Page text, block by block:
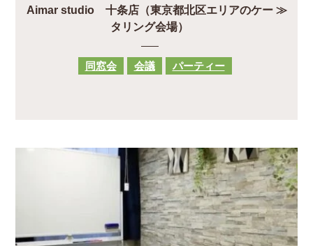
Aimar studio 十条店（東京都北区エリアのケー
タリング会場）
同窓会 会議 パーティー